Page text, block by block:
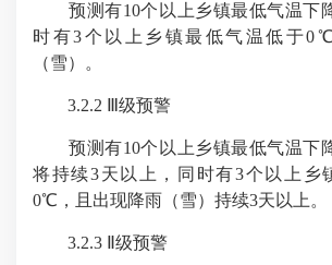
预测有10个以上乡镇最低气温下
时有3个以上乡镇最低气温低于
（雪）。
3.2.2 Ⅲ级预警
预测有10个以上乡镇最低气温下
将持续3天以上，同时有3个以上乡
0℃，且出现降雨（雪）持续3天以上。
3.2.3 Ⅱ级预警